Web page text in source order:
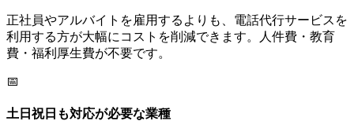
正社員やアルバイトを雇用するよりも、電話代行サービスを
利用する方が大幅にコストを削減できます。人件費・教育
費・福利厚生費が不要です。
📅
土日祝日も対応が必要な業種